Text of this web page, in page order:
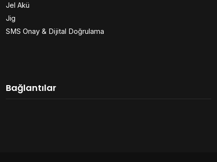
Jel Akü
Jig
SMS Onay & Dijital Doğrulama
Bağlantılar